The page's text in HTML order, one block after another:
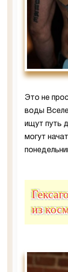
Это не
воды
ищут путь
могут
из